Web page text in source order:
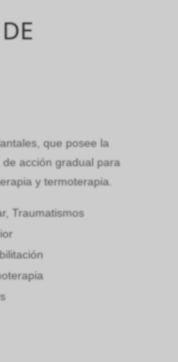
que posee la
acción gradual para
y termoterapia.
Traumatismos